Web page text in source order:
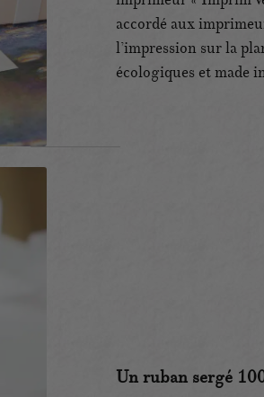
accordé aux
l’impression sur la
écologiques et made
Un ruban sergé